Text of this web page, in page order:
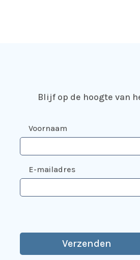
Blijf op de hoogte van
Voornaam
E-mailadres